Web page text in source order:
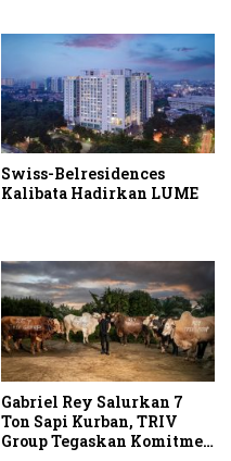
Swiss-Belresidences
Kalibata Hadirkan LUME
Gabriel Rey Salurkan 7
Ton Sapi Kurban, TRIV
Group Tegaskan Komitmen